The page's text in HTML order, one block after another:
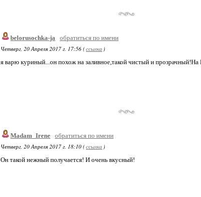
belorusochka-ja
обратиться по имени
Четверг, 20 Апреля 2017 г. 17:56 (ссылка )
я варю куриный...он похож на заливное,такой чистый и
Madam_Irene обратиться по имени
Четверг, 20 Апреля 2017 г. 18:10 (ссылка )
Он такой нежный получается! И очень вкусный!